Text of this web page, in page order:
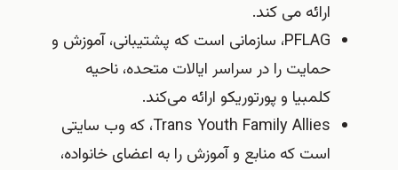
ارائه می کند.
PFLAG، سازمانی است که پشتیبانی، آموزش و
حمایت را در سراسر ایالات متحده، ناحیه
کلمبیا و پورتوریکو ارائه می‌کند.
Trans Youth Family Allies، که وب سایتی
است که منابع و آموزش را به اعضای خانواده،